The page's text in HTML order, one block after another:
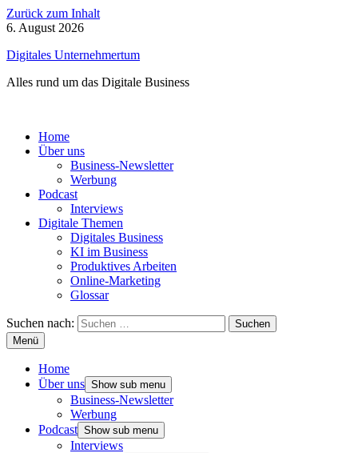
Zurück zum Inhalt
6. August 2026
Digitales Unternehmertum
Alles rund um das Digitale Business
Home
Über uns
Business-Newsletter
Werbung
Podcast
Interviews
Digitale Themen
Digitales Business
KI im Business
Produktives Arbeiten
Online-Marketing
Glossar
Suchen nach:
Menü
Home
Über uns Show sub menu
Business-Newsletter
Werbung
Podcast Show sub menu
Interviews